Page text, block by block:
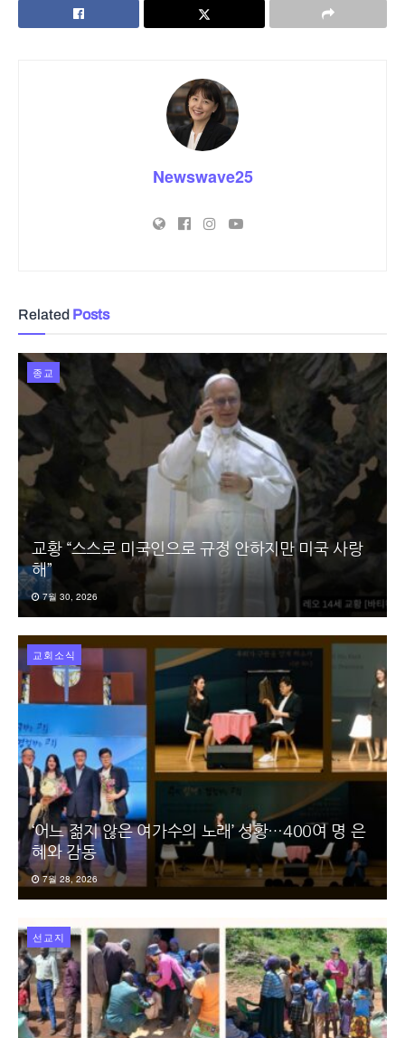
Newswave25
Related Posts
종교
교황 “스스로 미국인으로 규정 안하지만 미국 사랑
해”
7월 30, 2026
교회소식
‘어느 젊지 않은 여가수의 노래’ 성황…400여 명 은
혜와 감동
7월 28, 2026
선교지